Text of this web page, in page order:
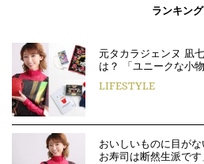
ランキング
元タカラジェンヌ 凪
は？ 「ユニークな小
LIFESTYLE
おいしいものに目が
お寿司は断然生派で